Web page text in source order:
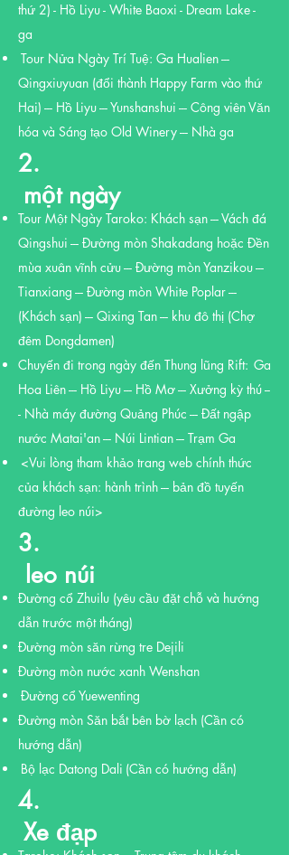
thứ 2) - Hồ Liyu - White Baoxi - Dream Lake -
ga
Tour Nửa Ngày Trí Tuệ: Ga Hualien ---
Qingxiuyuan (đổi thành Happy Farm vào thứ
Hai) --- Hồ Liyu --- Yunshanshui --- Công viên Văn
hóa và Sáng tạo Old Winery --- Nhà ga
2.
một ngày
Tour Một Ngày Taroko: Khách sạn --- Vách đá
Qingshui --- Đường mòn Shakadang hoặc Đền
mùa xuân vĩnh cửu --- Đường mòn Yanzikou ---
Tianxiang --- Đường mòn White Poplar ---
(Khách sạn) --- Qixing Tan --- khu đô thị (Chợ
đêm Dongdamen)
Chuyến đi trong ngày đến Thung lũng Rift: Ga
Hoa Liên --- Hồ Liyu --- Hồ Mơ --- Xưởng kỳ thú --
- Nhà máy đường Quảng Phúc --- Đất ngập
nước Matai'an --- Núi Lintian --- Trạm Ga
<Vui lòng tham khảo trang web chính thức
của khách sạn: hành trình --- bản đồ tuyến
đường leo núi>
3.
​ leo núi
Đường cổ Zhuilu (yêu cầu đặt chỗ và hướng
dẫn trước một tháng)
Đường mòn săn rừng tre Dejili
Đường mòn nước xanh Wenshan
Đường cổ Yuewenting
Đường mòn Săn bắt bên bờ lạch (Cần có
hướng dẫn)
Bộ lạc Datong Dali (Cần có hướng dẫn)
4.
Xe đạp